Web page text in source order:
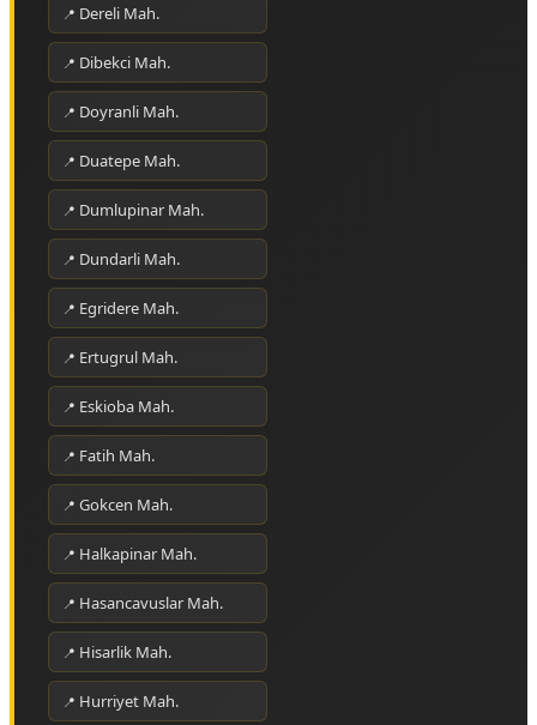
Dereli Mah.
Dibekci Mah.
Doyranli Mah.
Duatepe Mah.
Dumlupinar Mah.
Dundarli Mah.
Egridere Mah.
Ertugrul Mah.
Eskioba Mah.
Fatih Mah.
Gokcen Mah.
Halkapinar Mah.
Hasancavuslar Mah.
Hisarlik Mah.
Hurriyet Mah.